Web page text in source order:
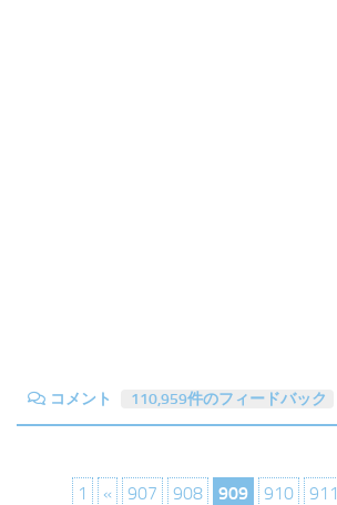
コメント 110,959件のフィードバック
1 « 907 908 909 910 911